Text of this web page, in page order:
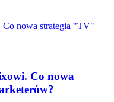
Co nowa